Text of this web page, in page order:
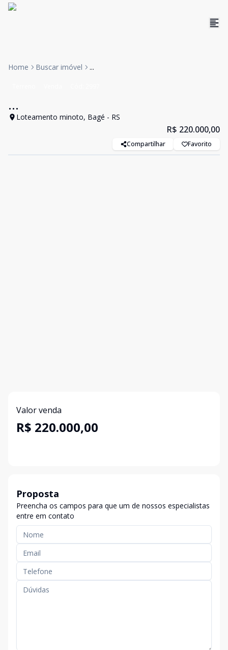
Home Buscar imóvel ...
...
Loteamento minoto, Bagé - RS
R$ 220.000,00
Compartilhar Favorito
Valor venda
R$ 220.000,00
Proposta
Preencha os campos para que um de nossos especialistas
entre em contato